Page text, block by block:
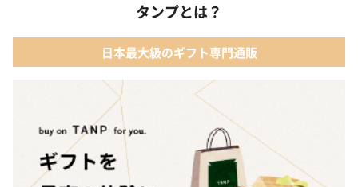
04 メイクアップ
05 入浴剤・バスケア
03 【名入れギフト】フラワーティントリップ［日本限定ピンクゴ
ールドパッケージ］
04 FLOWERiUM®︎ Christmas toilette（フラワリウム クリスマス
タンプとは？
日本最大級のギフト専門通販